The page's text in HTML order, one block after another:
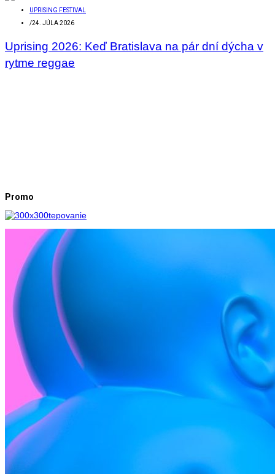
UPRISING FESTIVAL
/24. JÚLA 2026
Uprising 2026: Keď Bratislava na pár dní dýcha v
rytme reggae
Promo